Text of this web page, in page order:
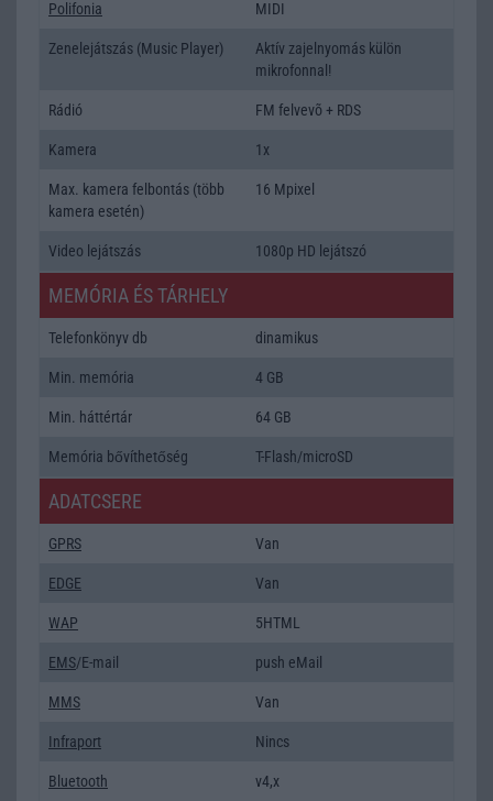
Polifonia MIDI
Zenelejátszás (Music Player)
Aktív zajelnyomás külön
mikrofonnal!
Rádió FM felvevõ + RDS
Kamera 1x
Max. kamera felbontás (több
kamera esetén)
16 Mpixel
Video lejátszás 1080p HD lejátszó
MEMÓRIA ÉS TÁRHELY
Telefonkönyv db dinamikus
Min. memória 4 GB
Min. háttértár 64 GB
Memória bővíthetőség T-Flash/microSD
ADATCSERE
GPRS Van
EDGE Van
WAP 5HTML
EMS/E-mail push eMail
MMS Van
Infraport Nincs
Bluetooth v4,x